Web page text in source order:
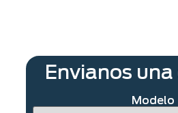
Envianos
Modelo